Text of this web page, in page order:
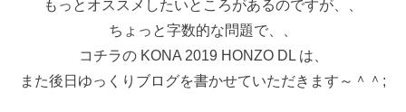
もっとオススメしたいところがあるのですが、、
ちょっと字数的な問題で、、
コチラの KONA 2019 HONZO DL は、
また後日ゆっくりブログを書かせていただきます～＾＾;